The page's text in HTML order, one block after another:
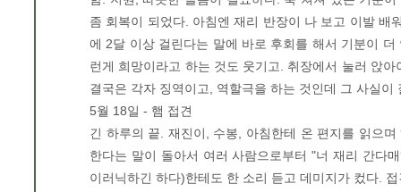
좀 회복이 되었다. 아침엔 재리 반장이 나 보고 이발 배
에 2달 이상 걸린다는 말에 바로 후회를 해서 기분이
런게 희망이라고 하는 것도 웃기고. 취장에서 눌러 앉
결국은 각자 징역이고, 역할극을 하는 것인데 그 사실
5월 18일 - 햄 접견
긴 하루의 끝. 재진이, 수봉, 아침한테 온 편지를 읽으
한다는 말이 돌아서 여러 사람으로부터 "너 재리 간다
이러닉하긴 하다)한테도 한 소리 듣고 데미지가 컸다.